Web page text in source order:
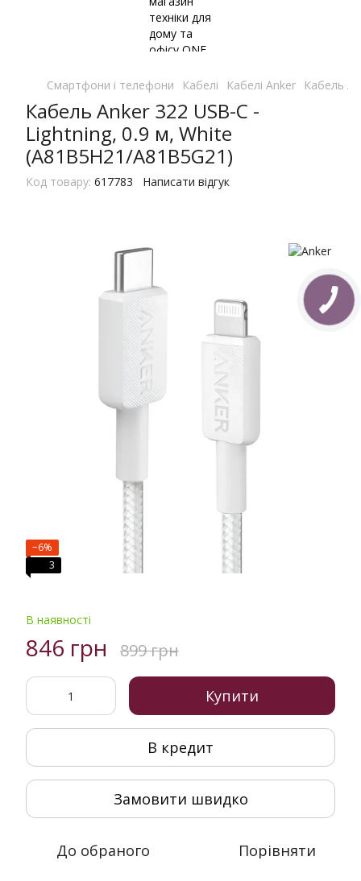
Смартфони і телефони Кабелі Кабелі Anker Кабель
Кабель Anker 322 USB-C -
Lightning, 0.9 м, White
(A81B5H21/A81B5G21)
Код товару: 617783 Написати відгук
−6%
3
В наявності
846 грн 899 грн
Купити
В кредит
Замовити швидко
До обраного Порівняти